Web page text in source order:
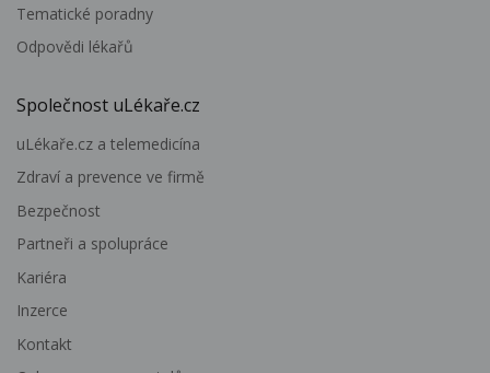
Tematické poradny
Odpovědi lékařů
Společnost uLékaře.cz
uLékaře.cz a telemedicína
Zdraví a prevence ve firmě
Bezpečnost
Partneři a spolupráce
Kariéra
Inzerce
Kontakt